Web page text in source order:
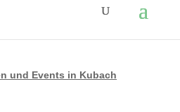
und Events in Kubach